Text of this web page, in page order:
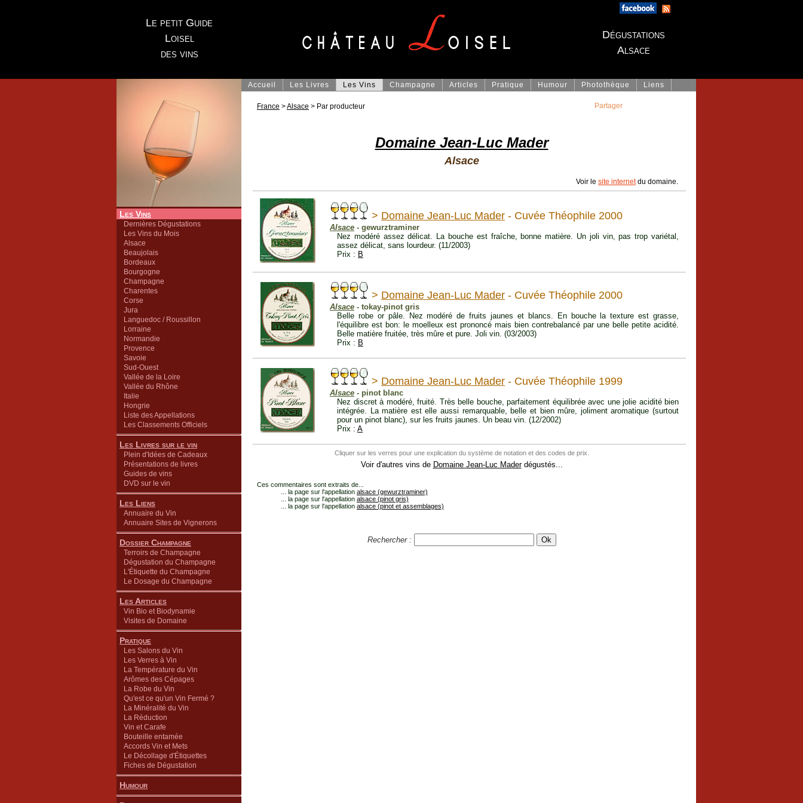
Le petit Guide
Loisel
des vins
Dégustations
Alsace
Les Vins
Dernières Dégustations
Les Vins du Mois
Alsace
Beaujolais
Bordeaux
Bourgogne
Champagne
Charentes
Corse
Jura
Languedoc / Roussillon
Lorraine
Normandie
Provence
Savoie
Sud-Ouest
Vallée de la Loire
Vallée du Rhône
Italie
Hongrie
Liste des Appellations
Les Classements Officiels
Les Livres sur le vin
Plein d'Idées de Cadeaux
Présentations de livres
Guides de vins
DVD sur le vin
Les Liens
Annuaire du Vin
Annuaire Sites de Vignerons
Dossier Champagne
Terroirs de Champagne
Dégustation du Champagne
L'Étiquette du Champagne
Le Dosage du Champagne
Les Articles
Vin Bio et Biodynamie
Visites de Domaine
Pratique
Les Salons du Vin
Les Verres à Vin
La Température du Vin
Arômes des Cépages
La Robe du Vin
Qu'est ce qu'un Vin Fermé ?
La Minéralité du Vin
La Réduction
Vin et Carafe
Bouteille entamée
Accords Vin et Mets
Le Décollage d'Étiquettes
Fiches de Dégustation
Humour
Accueil Les Livres Les Vins Champagne Articles Pratique Humour Photothèque Liens
France >Alsace > Par producteur
Domaine Jean-Luc Mader
Alsace
Voir le site internetdu domaine.
> Domaine Jean-Luc Mader - Cuvée Théophile 2000
Alsace - gewurztraminer
Nez modéré assez délicat. La bouche est fraîche, bonne matière. Un joli vin, pas trop variétal,
assez délicat, sans lourdeur. (11/2003)
Prix : B
> Domaine Jean-Luc Mader - Cuvée Théophile 2000
Alsace - tokay-pinot gris
Belle robe or pâle. Nez modéré de fruits jaunes et blancs. En bouche la texture est grasse,
l'équilibre est bon: le moelleux est prononcé mais bien contrebalancé par une belle petite acidité.
Belle matière fruitée, très mûre et pure. Joli vin. (03/2003)
Prix : B
> Domaine Jean-Luc Mader - Cuvée Théophile 1999
Alsace - pinot blanc
Nez discret à modéré, fruité. Très belle bouche, parfaitement équilibrée avec une jolie acidité bien
intégrée. La matière est elle aussi remarquable, belle et bien mûre, joliment aromatique (surtout
pour un pinot blanc), sur les fruits jaunes. Un beau vin. (12/2002)
Prix : A
Cliquer sur les verres pour une explication du système de notation et des codes de prix.
Voir d'autres vins de Domaine Jean-Luc Maderdégustés...
Ces commentaires sont extraits de...
... la page sur l'appellation alsace (gewurztraminer)
... la page sur l'appellation alsace (pinot gris)
... la page sur l'appellation alsace (pinot et assemblages)
Rechercher :
Partager